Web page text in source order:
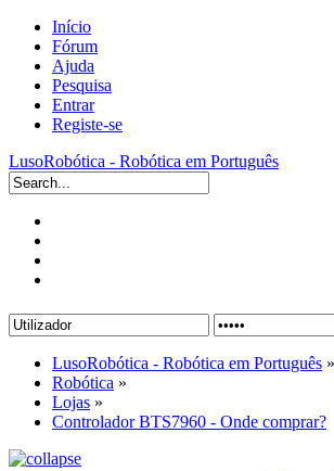
Início
Fórum
Ajuda
Pesquisa
Entrar
Registe-se
LusoRobótica - Robótica em Português
LusoRobótica - Robótica em Português »
Robótica »
Lojas »
Controlador BTS7960 - Onde comprar?